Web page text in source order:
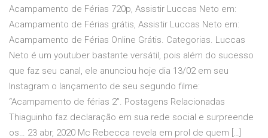
Acampamento de Férias 720p, Assistir Luccas Neto em:
Acampamento de Férias grátis, Assistir Luccas Neto em:
Acampamento de Férias Online Grátis. Categorias. Luccas
Neto é um youtuber bastante versátil, pois além do sucesso
que faz seu canal, ele anunciou hoje dia 13/02 em seu
Instagram o lançamento de seu segundo filme:
“Acampamento de férias 2”. Postagens Relacionadas
Thiaguinho faz declaração em sua rede social e surpreende
os… 23 abr, 2020 Mc Rebecca revela em prol de quem […]